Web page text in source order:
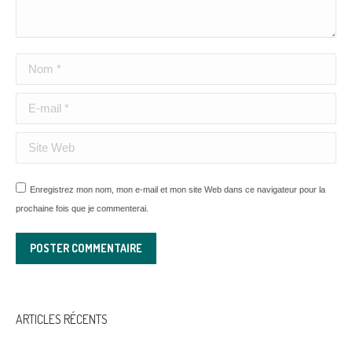
Nom *
E-mail *
Site Web
Enregistrez mon nom, mon e-mail et mon site Web dans ce navigateur pour la
prochaine fois que je commenterai.
POSTER COMMENTAIRE
ARTICLES RÉCENTS